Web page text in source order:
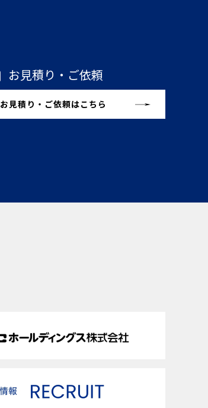
お見積り・ご依頼
お見積り・ご依頼はこちら